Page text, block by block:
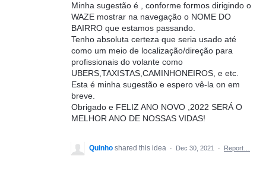
Minha sugestão é , conforme formos dirigindo o
WAZE mostrar na navegação o NOME DO
BAIRRO que estamos passando.
Tenho absoluta certeza que seria usado até
como um meio de localização/direção para
profissionais do volante como
UBERS,TAXISTAS,CAMINHONEIROS, e etc.
Esta é minha sugestão e espero vê-la on em
breve.
Obrigado e FELIZ ANO NOVO ,2022 SERÁ O
MELHOR ANO DE NOSSAS VIDAS!
Quinho shared this idea · Dec 30, 2021 · Report…